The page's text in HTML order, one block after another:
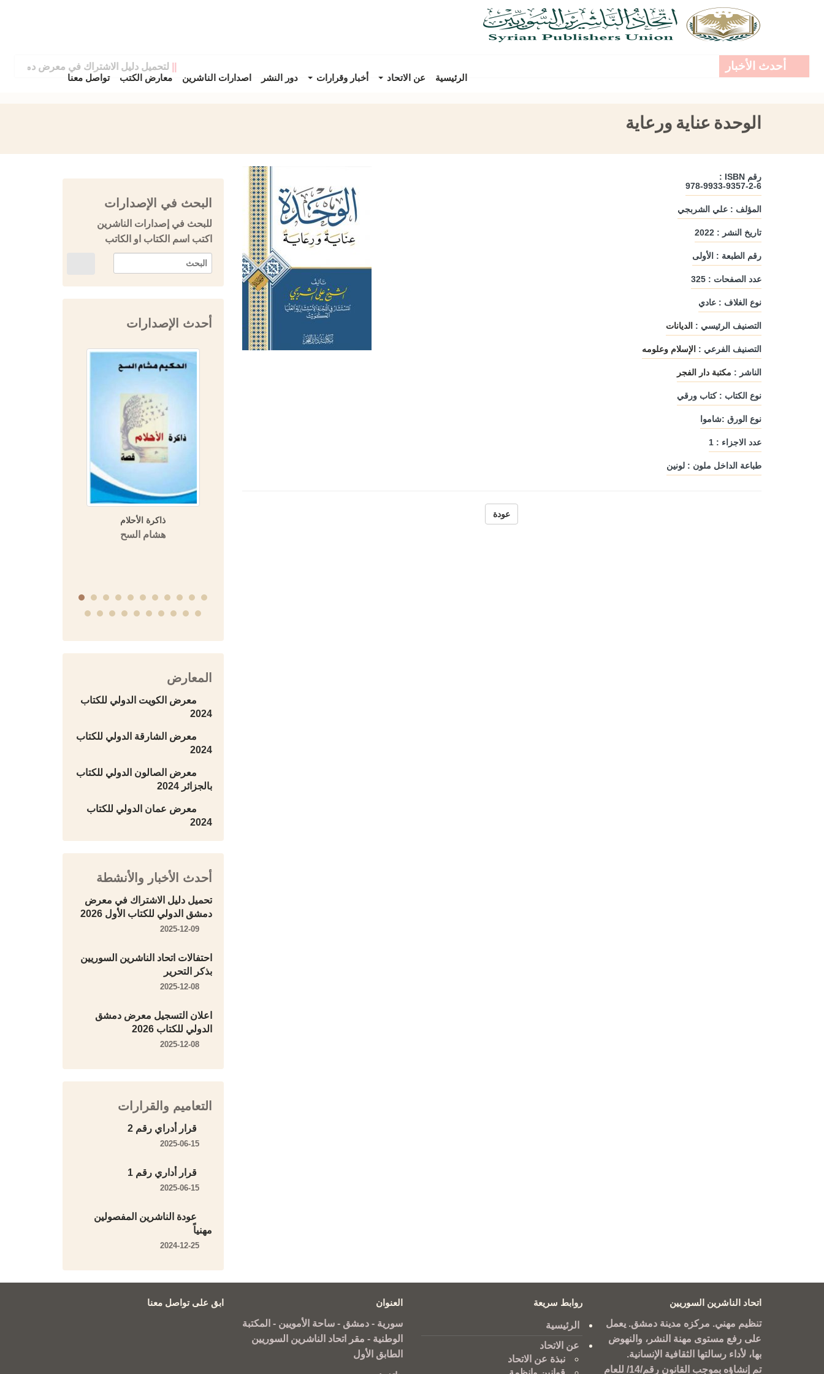
الرئيسية عن الاتحاد أخبار وقرارات دور النشر اصدارات الناشرين معارض الكتب تواصل معنا
أحدث الأخبار لتحميل دليل الاشتراك في معرض دمشق
الوحدة عناية ورعاية
رقم ISBN :
978-9933-9357-2-6
المؤلف : علي الشربجي
تاريخ النشر : 2022
رقم الطبعة : الأولى
عدد الصفحات : 325
نوع الغلاف : عادي
التصنيف الرئيسي : الديانات
التصنيف الفرعي : الإسلام وعلومه
الناشر : مكتبة دار الفجر
نوع الكتاب : كتاب ورقي
نوع الورق :شاموا
عدد الاجزاء : 1
طباعة الداخل ملون : لونين
عودة
البحث في الإصدارات
للبحث في إصدارات الناشرين
اكتب اسم الكتاب او الكاتب
أحدث الإصدارات
ذاكرة الأحلام
هشام السح
المعارض
معرض الكويت الدولي للكتاب
2024
معرض الشارقة الدولي للكتاب
2024
معرض الصالون الدولي للكتاب
بالجزائر 2024
معرض عمان الدولي للكتاب
2024
أحدث الأخبار والأنشطة
تحميل دليل الاشتراك في معرض
دمشق الدولي للكتاب الأول 2026
احتفالات اتحاد الناشرين السوريين
بذكر التحرير
اعلان التسجيل معرض دمشق
الدولي للكتاب 2026
التعاميم والقرارات
قرار أدراي رقم 2
قرار أداري رقم 1
عودة الناشرين المفصولين
مهنياً
اتحاد الناشرين السوريين
تنظيم مهني. مركزه مدينة دمشق. يعمل
على رفع مستوى مهنة النشر، والنهوض
بها، لأداء رسالتها الثقافية الإنسانية.
تم إنشاؤه بموجب القانون رقم/14/ للعام
روابط سريعة
الرئيسية
عن الاتحاد
نبذة عن الاتحاد
العنوان
سورية - دمشق - ساحة الأمويين - المكتبة
الوطنية - مقر اتحاد الناشرين السوريين
الطابق الأول
ابق على تواصل معنا